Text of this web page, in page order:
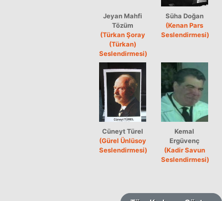
Jeyan Mahfi
Tözüm
(Türkan Şoray
(Türkan)
Seslendirmesi)
Süha Doğan
(Kenan Pars
Seslendirmesi)
Cüneyt Türel
(Gürel Ünlüsoy
Seslendirmesi)
Kemal
Ergüvenç
(Kadir Savun
Seslendirmesi)